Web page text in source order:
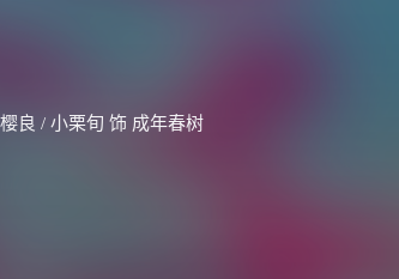
良 / 小栗旬 饰 成年春树